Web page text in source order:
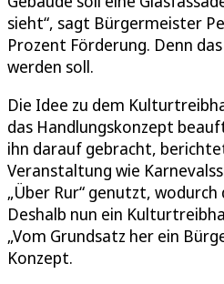
sieht“, sagt Bürgermeister
Prozent Förderung. Denn
werden soll.
Die Idee zu dem
das Handlungskonzept
ihn darauf gebracht,
Veranstaltung wie
„Über Rur“ genutzt,
Deshalb nun ein
„Vom Grundsatz her ein
Konzept.